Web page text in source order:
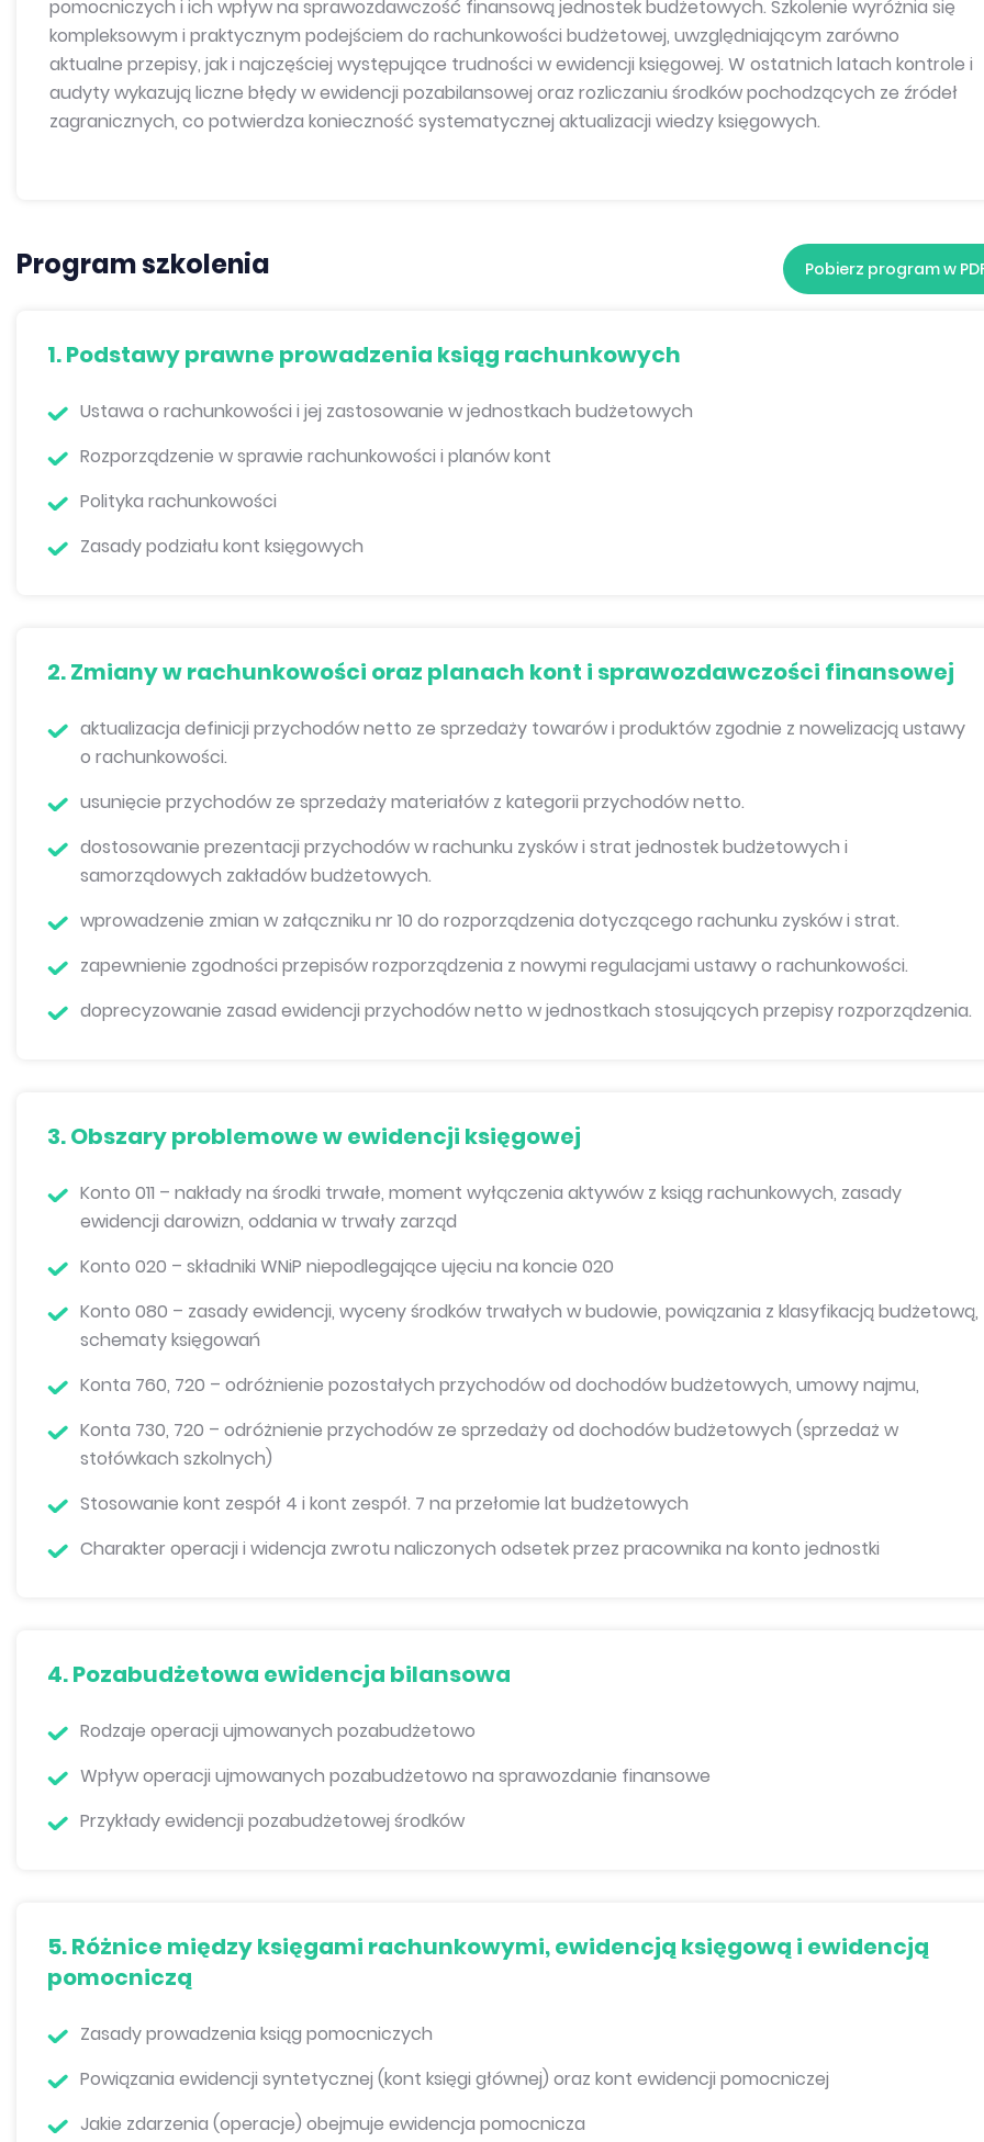
pomocniczych i ich wpływ na sprawozdawczość finansową jednostek budżetowych. Szkolenie wyróżnia się
kompleksowym i praktycznym podejściem do rachunkowości budżetowej, uwzględniającym zarówno
aktualne przepisy, jak i najczęściej występujące trudności w ewidencji księgowej. W ostatnich latach kontrole i
audyty wykazują liczne błędy w ewidencji pozabilansowej oraz rozliczaniu środków pochodzących ze źródeł
zagranicznych, co potwierdza konieczność systematycznej aktualizacji wiedzy księgowych.
Program szkolenia Pobierz program w
1. Podstawy prawne prowadzenia ksiąg rachunkowych
Ustawa o rachunkowości i jej zastosowanie w jednostkach budżetowych
Rozporządzenie w sprawie rachunkowości i planów kont
Polityka rachunkowości
Zasady podziału kont księgowych
2. Zmiany w rachunkowości oraz planach kont i sprawozdawczości finansowej
aktualizacja definicji przychodów netto ze sprzedaży towarów i produktów zgodnie z nowelizacją ustawy
o rachunkowości.
usunięcie przychodów ze sprzedaży materiałów z kategorii przychodów netto.
dostosowanie prezentacji przychodów w rachunku zysków i strat jednostek budżetowych i
samorządowych zakładów budżetowych.
wprowadzenie zmian w załączniku nr 10 do rozporządzenia dotyczącego rachunku zysków i strat.
zapewnienie zgodności przepisów rozporządzenia z nowymi regulacjami ustawy o rachunkowości.
doprecyzowanie zasad ewidencji przychodów netto w jednostkach stosujących przepisy rozporządzenia.
3. Obszary problemowe w ewidencji księgowej
Konto 011 – nakłady na środki trwałe, moment wyłączenia aktywów z ksiąg rachunkowych, zasady
ewidencji darowizn, oddania w trwały zarząd
Konto 020 – składniki WNiP niepodlegające ujęciu na koncie 020
Konto 080 – zasady ewidencji, wyceny środków trwałych w budowie, powiązania z klasyfikacją budżetową,
schematy księgowań
Konta 760, 720 – odróżnienie pozostałych przychodów od dochodów budżetowych, umowy najmu,
Konta 730, 720 – odróżnienie przychodów ze sprzedaży od dochodów budżetowych (sprzedaż w
stołówkach szkolnych)
Stosowanie kont zespół 4 i kont zespół. 7 na przełomie lat budżetowych
Charakter operacji i widencja zwrotu naliczonych odsetek przez pracownika na konto jednostki
4. Pozabudżetowa ewidencja bilansowa
Rodzaje operacji ujmowanych pozabudżetowo
Wpływ operacji ujmowanych pozabudżetowo na sprawozdanie finansowe
Przykłady ewidencji pozabudżetowej środków
5. Różnice między księgami rachunkowymi, ewidencją księgową i ewidencją
pomocniczą
Zasady prowadzenia ksiąg pomocniczych
Powiązania ewidencji syntetycznej (kont księgi głównej) oraz kont ewidencji pomocniczej
Jakie zdarzenia (operacje) obejmuje ewidencja pomocnicza